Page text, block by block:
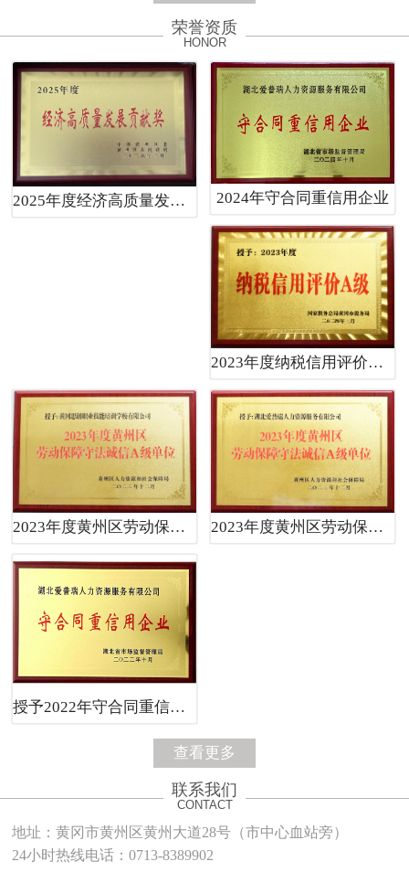
荣誉资质
HONOR
2025年度经济高质量发展贡献奖 2024年守合同重信用企业
2023年度纳税信用评价A级
2023年度黄州区劳动保障守法诚信A级单位 2023年度黄州区劳动保障守法诚信A级单位
授予2022年守合同重信用企业
查看更多
联系我们
CONTACT
地址：黄冈市黄州区黄州大道28号（市中心血站旁）
24小时热线电话：0713-8389902